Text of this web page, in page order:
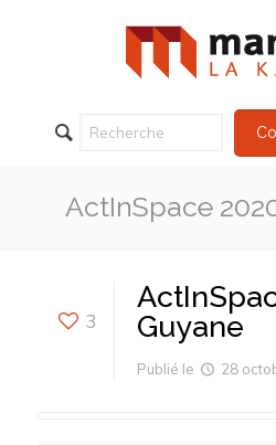
ActInSpace
3
Guyane
Publié le 28